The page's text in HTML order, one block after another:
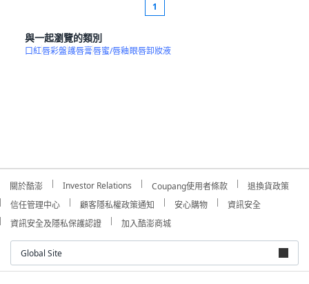
1
與一起瀏覽的類別
口紅唇彩盤護唇膏唇蜜/唇釉眼唇卸妝液
關於酷澎 Investor Relations Coupang使用者條款
退換貨政策
信任管理中心
顧客隱私權政策通知 安心購物
資訊安全
資訊安全及隱私保護認證
加入酷澎商城
Global Site